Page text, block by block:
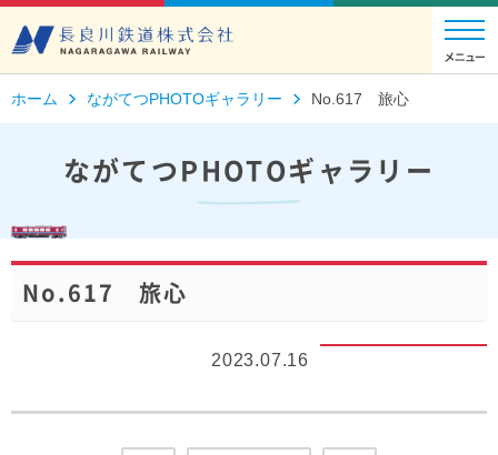
ホーム ながてつPHOTOギャラリー No.617 旅心
ながてつPHOTOギャラリー
No.617 旅心
2023.07.16